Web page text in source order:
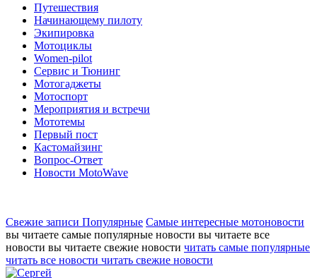
Путешествия
Начинающему пилоту
Экипировка
Мотоциклы
Women-pilot
Сервис и Тюнинг
Мотогаджеты
Мотоспорт
Мероприятия и встречи
Мототемы
Первый пост
Кастомайзинг
Вопрос-Ответ
Новости MotoWave
Свежие записи Популярные Самые интересные мотоновости
вы читаете самые популярные новости вы читаете все
новости вы читаете свежие новости читать самые популярные
читать все новости читать свежие новости